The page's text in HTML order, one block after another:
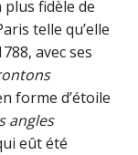
fidèle de
telle qu’elle
avec ses
forme d’étoile
angles
eût été